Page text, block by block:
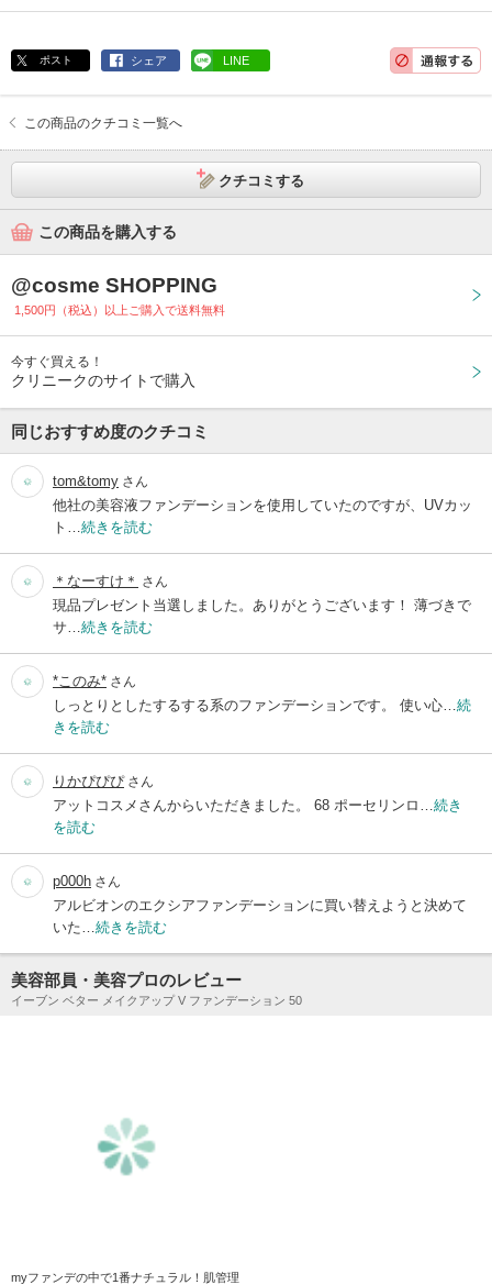
ポスト シェア LINE
この商品のクチコミ一覧へ
クチコミする
この商品を購入する
@cosme SHOPPING
1,500円（税込）以上ご購入で送料無料
今すぐ買える！
クリニークのサイトで購入
同じおすすめ度のクチコミ
tom&tomy さん
他社の美容液ファンデーションを使用していたのですが、UVカッ
ト… 続きを読む
＊なーすけ＊ さん
現品プレゼント当選しました。ありがとうございます！ 薄づきで
サ… 続きを読む
*このみ* さん
しっとりとしたするする系のファンデーションです。 使い心… 続
きを読む
りかぴぴぴさん
アットコスメさんからいただきました。 68 ポーセリンロ… 続き
を読む
p000h さん
アルビオンのエクシアファンデーションに買い替えようと決めて
いた… 続きを読む
美容部員・美容プロのレビュー
イーブン ベター メイクアップ V ファンデーション 50
myファンデの中で1番ナチュラル！肌管理